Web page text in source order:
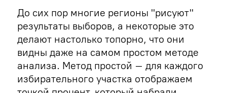
До сих пор многие регионы "рисуют"
результаты выборов, а некоторые это
делают настолько топорно, что они
видны даже на самом простом методе
анализа. Метод простой – для каждого
избирательного участка отображаем